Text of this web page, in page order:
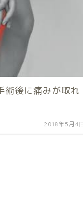
術後に痛みが取れ
2018年5月4